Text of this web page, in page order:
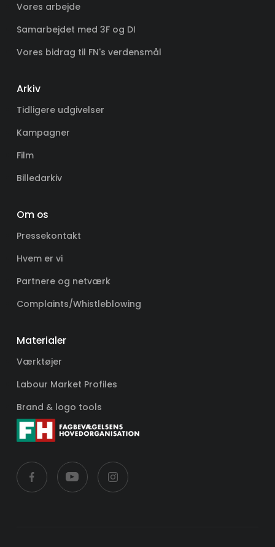
Vores arbejde
Samarbejdet med 3F og DI
Vores bidrag til FN's verdensmål
Arkiv
Tidligere udgivelser
Kampagner
Film
Billedarkiv
Om os
Pressekontakt
Hvem er vi
Partnere og netværk
Complaints/Whistleblowing
Materialer
Værktøjer
Labour Market Profiles
Brand & logo tools